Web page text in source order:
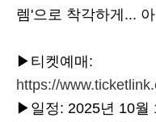
렘'으로 착각하게...
▶티켓예매:
https://
▶일정: 2025년 10월